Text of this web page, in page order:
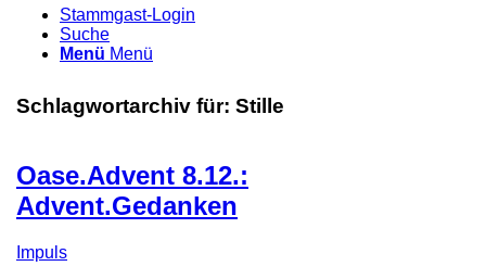
Stammgast-Login
Suche
Menü Menü
Schlagwortarchiv für: Stille
Oase.Advent 8.12.:
Advent.Gedanken
Impuls